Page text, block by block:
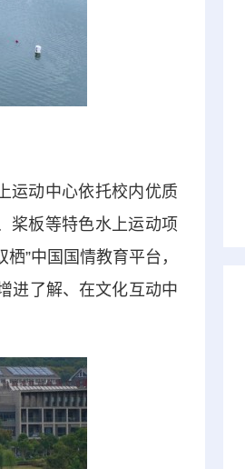
动中心依托校内优质
桨板等特色水上运动项
”中国国情教育平台，
进了解、在文化互动中